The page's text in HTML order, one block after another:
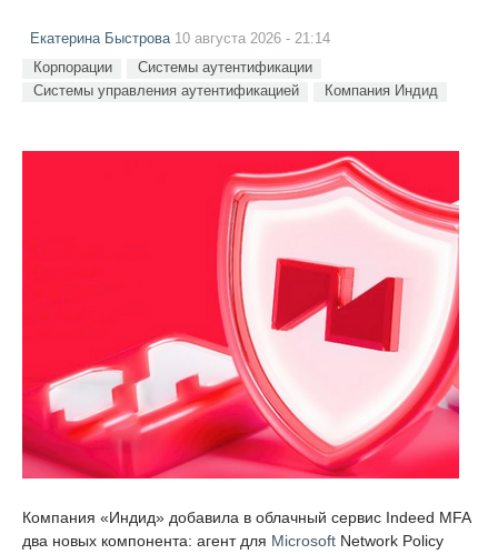
Екатерина Быстрова10 августа 2026 - 21:14
Корпорации
Системы аутентификации
Системы управления аутентификацией
Компания Индид
Компания «Индид» добавила в облачный сервис Indeed MFA
два новых компонента: агент для Microsoft Network Policy